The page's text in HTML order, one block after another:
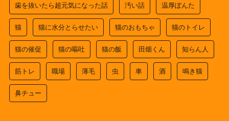
歯を抜いたら超元気になった話 汚い話 温厚ぽんた
猫 猫に水分とらせたい 猫のおもちゃ 猫のトイレ
猫の催促 猫の嘔吐 猫の飯 田畑くん 知らん人
筋トレ 職場 薄毛 虫 車 酒 鳴き猫
鼻チュー